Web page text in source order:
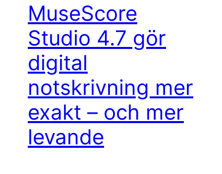
MuseScore
Studio 4.7 gör
digital
notskrivning mer
exakt – och mer
levande